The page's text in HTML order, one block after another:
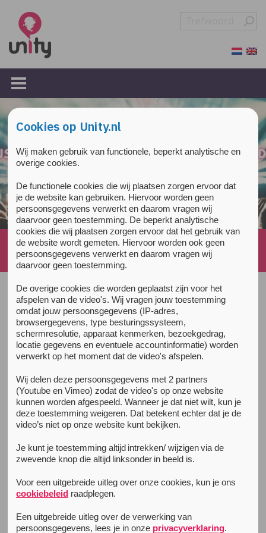
Home » Nieuws »
Unity Den Haag op bezoek bij The Darkraver
Alle nieuwsberichten
19 augustus 2020
Unity Den Haag op bezoek bij The
Darkraver
Dat er geen feestjes en festivals zijn weten we
inmiddels wel. Wij balen dat we onze mede
feestgangers niet kunnen spreken, maar hoe is dat
voor artiesten die normaal gesproken wekelijks op het
podium staan? Unity Den Haag ging op bezoek bij hun
stadsgenoot Darkraver om te vragen waar hij energie
van krijgt, welke downers hij in de scene ziet, en hoe hij
deze festivalloze zomer door komt.
Hoe gaat het met je?
Cookies op Unity.nl
Wij maken gebruik van functionele, beperkt analytische en
overige cookies.
De functionele cookies die wij plaatsen zorgen ervoor dat
je de website kan gebruiken. Hiervoor worden geen
persoonsgegevens verwerkt en daarom vragen wij
daarvoor geen toestemming. De beperkt analytische
cookies die wij plaatsen zorgen ervoor dat het gebruik van
de website wordt gemeten. Hiervoor worden ook geen
persoonsgegevens verwerkt en daarom vragen wij
daarvoor geen toestemming.
De overige cookies die worden geplaatst zijn voor het
afspelen van de video's. Wij vragen jouw toestemming
omdat jouw persoonsgegevens (IP-adres,
browsergegevens, type besturingssysteem,
schermresolutie, apparaat kenmerken, bezoekgedrag,
locatie gegevens en eventuele accountinformatie) worden
verwerkt op het moment dat de video's afspelen.
Wij delen deze persoonsgegevens met 2 partners
(Youtube en Vimeo) zodat de video's op onze website
kunnen worden afgespeeld. Wanneer je dat niet wilt, kun je
deze toestemming weigeren. Dat betekent echter dat je de
video’s niet op onze website kunt bekijken.
Je kunt je toestemming altijd intrekken/ wijzigen via de
zwevende knop die altijd linksonder in beeld is.
Voor een uitgebreide uitleg over onze cookies, kun je ons
cookiebeleidraadplegen.
Een uitgebreide uitleg over de verwerking van
persoonsgegevens, lees je in onze privacyverklaring.